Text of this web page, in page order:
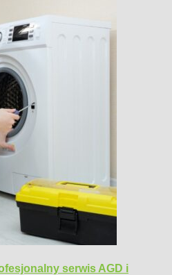
serwis AGD i